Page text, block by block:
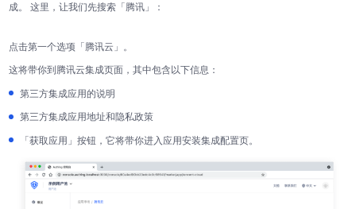
成。 这里，让我们先搜索「腾讯」：
点击第一个选项「腾讯云」。
这将带你到腾讯云集成页面，其中包含以下信息：
第三方集成应用的说明
第三方集成应用地址和隐私政策
「获取应用」按钮，它将带你进入应用安装集成配置页。